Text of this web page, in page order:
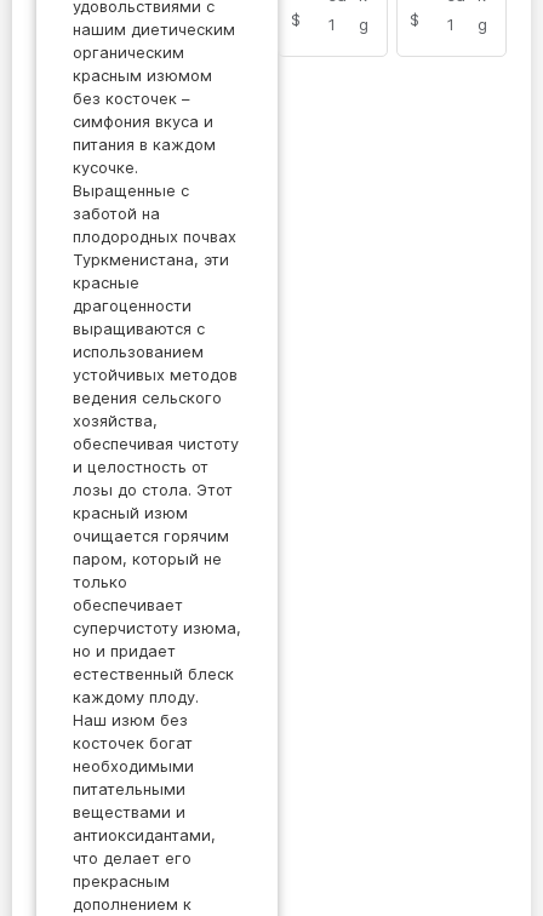
удовольствиями с
нашим диетическим
органическим
красным изюмом
без косточек –
симфония вкуса и
питания в каждом
кусочке.
Выращенные с
заботой на
плодородных почвах
Туркменистана, эти
красные
драгоценности
выращиваются с
использованием
устойчивых методов
ведения сельского
хозяйства,
обеспечивая чистоту
и целостность от
лозы до стола. Этот
красный изюм
очищается горячим
паром, который не
только
обеспечивает
суперчистоту изюма,
но и придает
естественный блеск
каждому плоду.
Наш изюм без
косточек богат
необходимыми
питательными
веществами и
антиоксидантами,
что делает его
прекрасным
дополнением к
$
1
g
$
1
g